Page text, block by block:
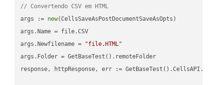
// Convertendo CSV em HTML
args := new(CellsSaveAsPostDocumentSaveAsOpts)
args.Name = file.CSV
args.Newfilename =
"file.HTML"
args.Folder = GetBaseTest().remoteFolder
response, httpResponse, err :=